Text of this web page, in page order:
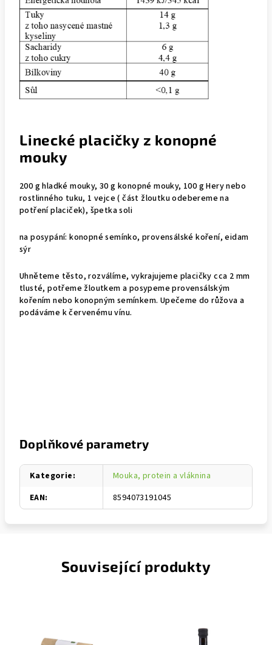
Linecké placičky z konopné
mouky
200 g hladké mouky, 30 g konopné mouky, 100 g Hery nebo
rostlinného tuku, 1 vejce ( část žloutku odebereme na
potření placiček), špetka soli
na posypání: konopné semínko, provensálské koření, eidam
sýr
Uhněteme těsto, rozválíme, vykrajujeme placičky cca 2 mm
tlusté, potřeme žloutkem a posypeme provensálským
kořením nebo konopným semínkem. Upečeme do růžova a
podáváme k červenému vínu.
Doplňkové parametry
Kategorie:
Mouka, protein a vláknina
EAN: 8594073191045
Související produkty